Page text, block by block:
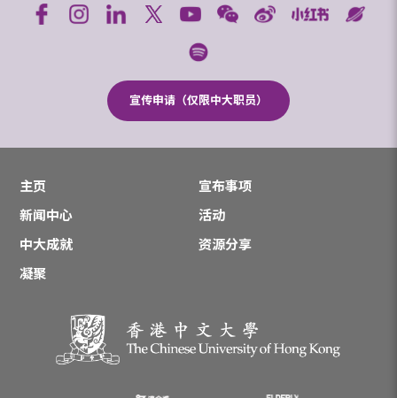
宣传申请（仅限中大职员）
主页
宣布事项
新闻中心
活动
中大成就
资源分享
凝聚